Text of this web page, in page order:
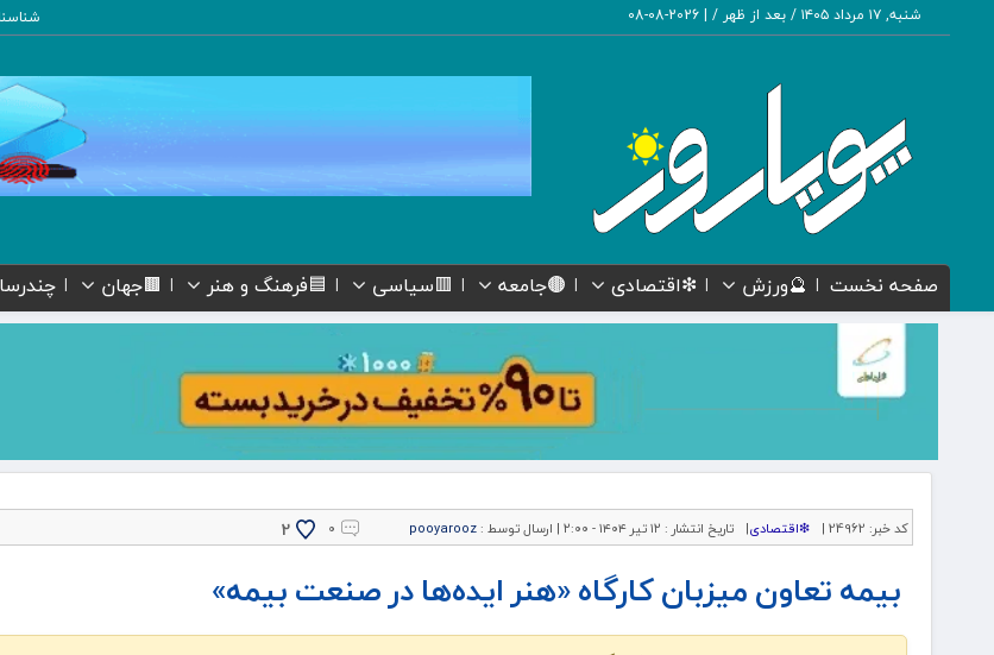
شنبه, ۱۷ مرداد ۱۴۰۵ / بعد از ظهر / |
2026-08-08
صفحه نخست 🔮ورزش ❇اقتصادی 🟤جامعه 🟥سیاسی 🟦فرهنگ و هنر 🟫جهان
کد خبر: 24962 | ❇اقتصادی| تاریخ انتشار : ۱۲ تیر ۱۴۰۴ - ۲:۰۰ | ارسال توسط : pooyarooz ۰ 2
بیمه تعاون میزبان کارگاه «هنر ایده‌ها در صنعت بیمه»